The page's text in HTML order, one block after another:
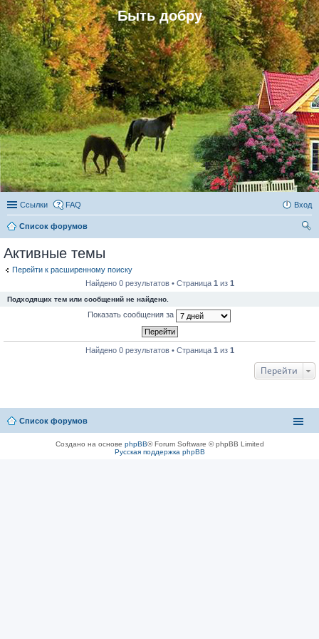
Быть добру
Ссылки FAQ Вход
Список форумов
Активные темы
Перейти к расширенному поиску
Найдено 0 результатов • Страница 1 из 1
Подходящих тем или сообщений не найдено.
Показать сообщения за
Найдено 0 результатов • Страница 1 из 1
Перейти
Список форумов
Создано на основе phpBB® Forum Software © phpBB Limited
Русская поддержка phpBB